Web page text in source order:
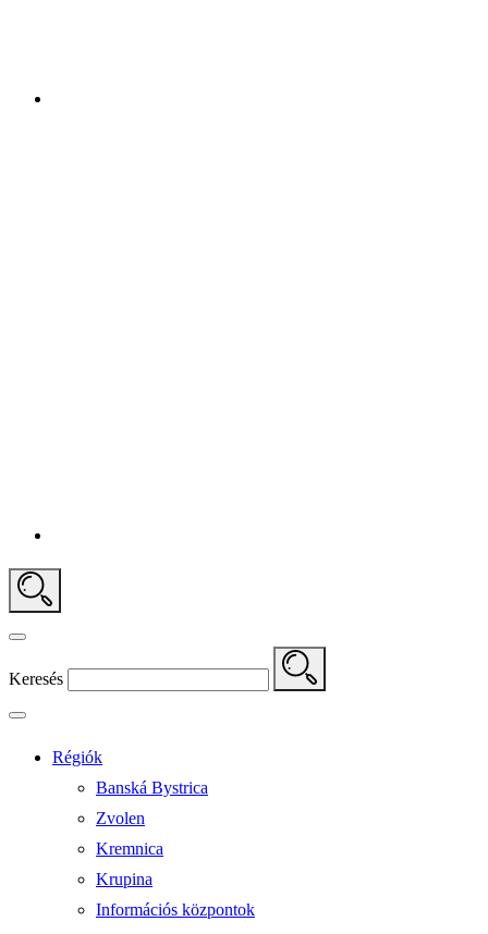
Keresés
Régiók
Banská Bystrica
Zvolen
Kremnica
Krupina
Információs központok